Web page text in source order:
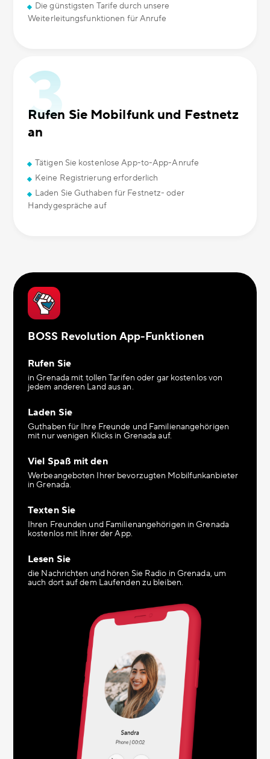
Die günstigsten Tarife durch unsere
Weiterleitungsfunktionen für Anrufe
Rufen Sie Mobilfunk und Festnetz
an
Tätigen Sie kostenlose App-to-App-Anrufe
Keine Registrierung erforderlich
Laden Sie Guthaben für Festnetz- oder
Handygespräche auf
BOSS Revolution App-Funktionen
Rufen Sie
in Grenada mit tollen Tarifen oder gar kostenlos von
jedem anderen Land aus an.
Laden Sie
Guthaben für Ihre Freunde und Familienangehörigen
mit nur wenigen Klicks in Grenada auf.
Viel Spaß mit den
Werbeangeboten Ihrer bevorzugten Mobilfunkanbieter
in Grenada.
Texten Sie
Ihren Freunden und Familienangehörigen in Grenada
kostenlos mit Ihrer der App.
Lesen Sie
die Nachrichten und hören Sie Radio in Grenada, um
auch dort auf dem Laufenden zu bleiben.